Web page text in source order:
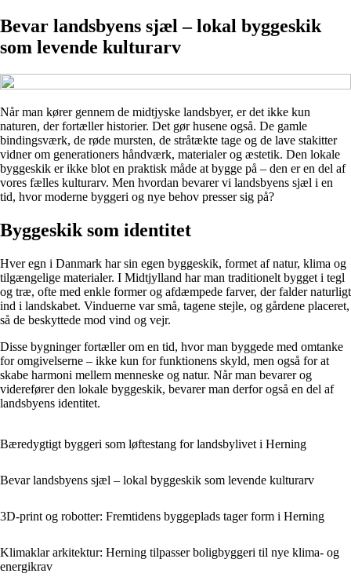
Bevar landsbyens sjæl – lokal byggeskik
som levende kulturarv
Når man kører gennem de midtjyske landsbyer, er det ikke kun
naturen, der fortæller historier. Det gør husene også. De gamle
bindingsværk, de røde mursten, de stråtækte tage og de lave stakitter
vidner om generationers håndværk, materialer og æstetik. Den lokale
byggeskik er ikke blot en praktisk måde at bygge på – den er en del af
vores fælles kulturarv. Men hvordan bevarer vi landsbyens sjæl i en
tid, hvor moderne byggeri og nye behov presser sig på?
Byggeskik som identitet
Hver egn i Danmark har sin egen byggeskik, formet af natur, klima og
tilgængelige materialer. I Midtjylland har man traditionelt bygget i tegl
og træ, ofte med enkle former og afdæmpede farver, der falder naturligt
ind i landskabet. Vinduerne var små, tagene stejle, og gårdene placeret,
så de beskyttede mod vind og vejr.
Disse bygninger fortæller om en tid, hvor man byggede med omtanke
for omgivelserne – ikke kun for funktionens skyld, men også for at
skabe harmoni mellem menneske og natur. Når man bevarer og
viderefører den lokale byggeskik, bevarer man derfor også en del af
landsbyens identitet.
Bæredygtigt byggeri som løftestang for landsbylivet i Herning
Bevar landsbyens sjæl – lokal byggeskik som levende kulturarv
3D-print og robotter: Fremtidens byggeplads tager form i Herning
Klimaklar arkitektur: Herning tilpasser boligbyggeri til nye klima- og
energikrav